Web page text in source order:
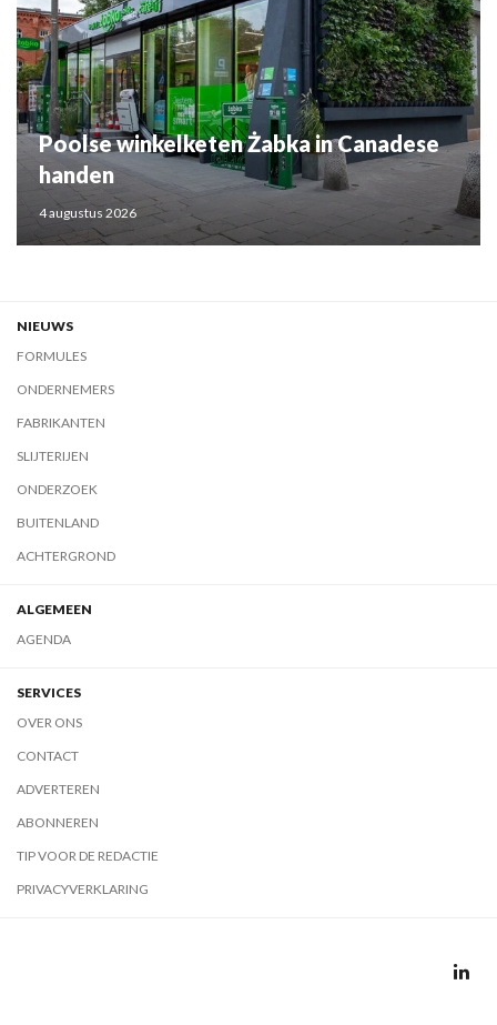
Poolse winkelketen Żabka in Canadese
handen
4 augustus 2026
NIEUWS
FORMULES
ONDERNEMERS
FABRIKANTEN
SLIJTERIJEN
ONDERZOEK
BUITENLAND
ACHTERGROND
ALGEMEEN
AGENDA
SERVICES
OVER ONS
CONTACT
ADVERTEREN
ABONNEREN
TIP VOOR DE REDACTIE
PRIVACYVERKLARING